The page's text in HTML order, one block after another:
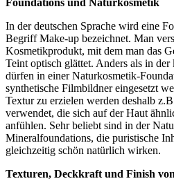
In der deutschen Sprache wird eine
Begriff Make-up bezeichnet. Man
Kosmetikprodukt, mit dem man das
Teint optisch glättet. Anders als in
dürfen in einer Naturkosmetik-
synthetische Filmbildner eingesetzt
Textur zu erzielen werden deshalb
verwendet, die sich auf der Haut
anfühlen. Sehr beliebt sind in der
Mineralfoundations, die puristische
gleichzeitig schön natürlich wirken.
Texturen, Deckkraft und Finish